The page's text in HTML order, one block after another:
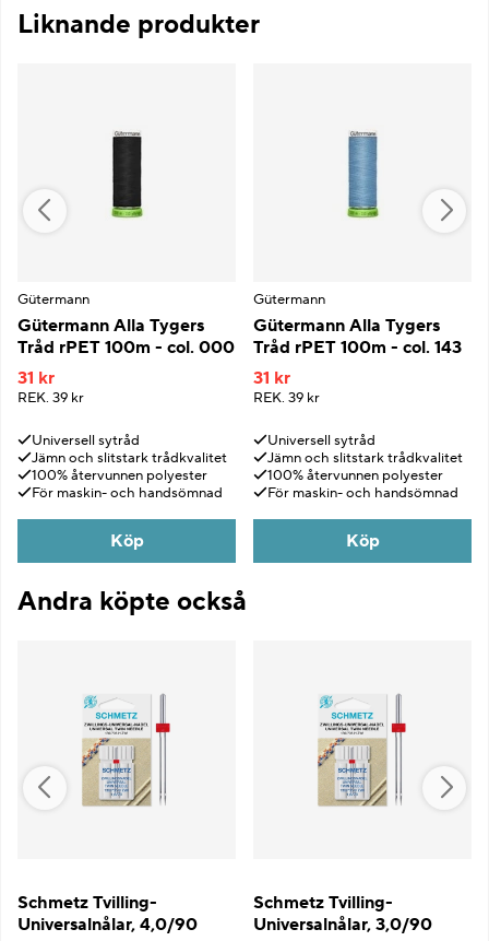
Liknande produkter
Gütermann
Gütermann Alla Tygers
Tråd rPET 100m - col. 000
31 kr
REK. 39 kr
Universell sytråd
Jämn och slitstark trådkvalitet
100% återvunnen polyester
För maskin- och handsömnad
Köp
Gütermann
Gütermann Alla Tygers
Tråd rPET 100m - col. 143
31 kr
REK. 39 kr
Universell sytråd
Jämn och slitstark trådkvalitet
100% återvunnen polyester
För maskin- och handsömnad
Köp
Andra köpte också
Schmetz Tvilling-
Universalnålar, 4,0/90
Schmetz Tvilling-
Universalnålar, 3,0/90